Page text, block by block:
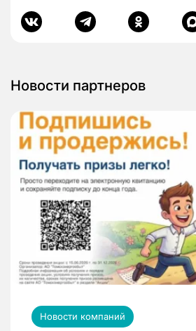
Новости партнеров
Новости компаний